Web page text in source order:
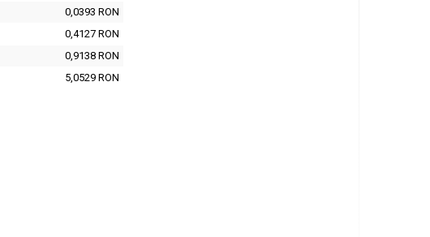
0,0393 RON
0,4127 RON
0,9138 RON
5,0529 RON